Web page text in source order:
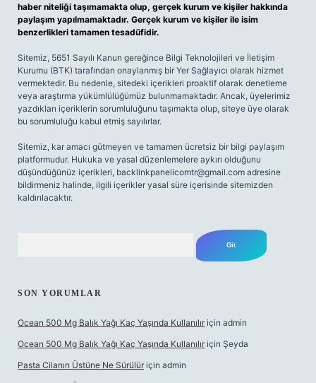
haber niteliği taşımamakta olup, gerçek kurum ve kişiler hakkında
paylaşım yapılmamaktadır. Gerçek kurum ve kişiler ile isim
benzerlikleri tamamen tesadüfidir.
Sitemiz, 5651 Sayılı Kanun gereğince Bilgi Teknolojileri ve İletişim
Kurumu (BTK) tarafından onaylanmış bir Yer Sağlayıcı olarak hizmet
vermektedir. Bu nedenle, sitedeki içerikleri proaktif olarak denetleme
veya araştırma yükümlülüğümüz bulunmamaktadır. Ancak, üyelerimiz
yazdıkları içeriklerin sorumluluğunu taşımakta olup, siteye üye olarak
bu sorumluluğu kabul etmiş sayılırlar.
Sitemiz, kar amacı gütmeyen ve tamamen ücretsiz bir bilgi paylaşım
platformudur. Hukuka ve yasal düzenlemelere aykırı olduğunu
düşündüğünüz içerikleri, backlinkpanelicomtr@gmail.com adresine
bildirmeniz halinde, ilgili içerikler yasal süre içerisinde sitemizden
kaldırılacaktır.
SON YORUMLAR
Ocean 500 Mg Balık Yağı Kaç Yaşında Kullanılır için admin
Ocean 500 Mg Balık Yağı Kaç Yaşında Kullanılır için Şeyda
Pasta Cilanın Üstüne Ne Sürülür için admin